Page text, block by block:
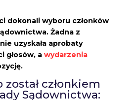
dokonali wyboru członków
Żadna z
uzyskała aprobaty
głosów, a wydarzenia
został członkiem
Sądownictwa: